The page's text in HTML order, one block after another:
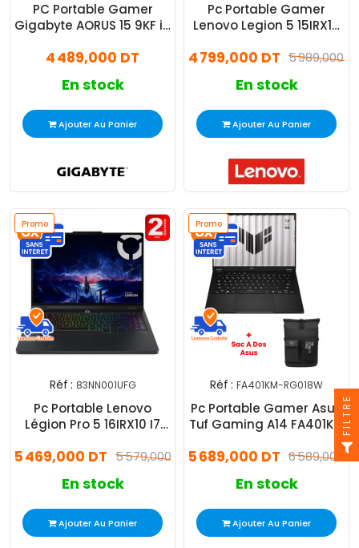
PC Portable Gamer
Gigabyte AORUS 15 9KF i5
Noir
4 489,000 DT
En stock
Ajouter Au Panier
Pc Portable Gamer
Lenovo Legion 5 15IRX10
Windows 115 989,000
4 799,000 DT
En stock
Ajouter Au Panier
Promo
Réf : 83NN001UFG
Pc Portable Lenovo
Légion Pro 5 16IRX10 I7
5 579,000 DT
5 469,000 DT
En stock
Ajouter Au Panier
Promo
Réf : FA401KM-RG018W
Pc Portable Gamer Asus
Tuf Gaming A14 FA401KM
RTX 5060 Windows 11
6 589,000
5 689,000 DT
En stock
Ajouter Au Panier
FILTRE